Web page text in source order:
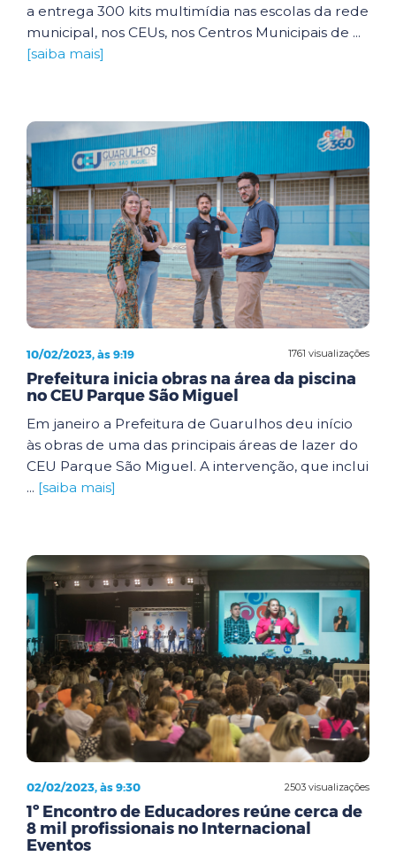
a entrega 300 kits multimídia nas escolas da rede
municipal, nos CEUs, nos Centros Municipais de ...
[saiba mais]
1761 visualizações
10/02/2023, às 9:19
Prefeitura inicia obras na área da piscina
no CEU Parque São Miguel
Em janeiro a Prefeitura de Guarulhos deu início
às obras de uma das principais áreas de lazer do
CEU Parque São Miguel. A intervenção, que inclui
... [saiba mais]
2503 visualizações
02/02/2023, às 9:30
1º Encontro de Educadores reúne cerca de
8 mil profissionais no Internacional
Eventos